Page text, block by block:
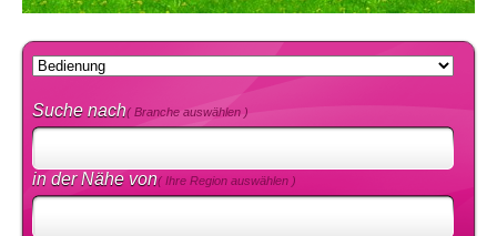
Suche nach( Branche auswählen )
in der Nähe von( Ihre Region auswählen )